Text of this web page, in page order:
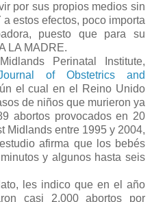
por sus propios medios sin
estos efectos, poco importa
puesto que para su
LA MADRE.
Perinatal Institute,
of Obstetrics and
el cual en el Reino Unido
de niños que murieron ya
abortos provocados en 20
Midlands entre 1995 y 2004,
afirma que los bebés
y algunos hasta seis
les indico que en el año
casi 2.000 abortos por